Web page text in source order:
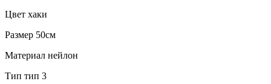
Цвет хаки
Размер 50см
Материал нейлон
Тип тип 3